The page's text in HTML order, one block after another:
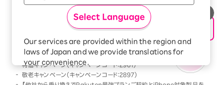
Select Language
Our services are provided within the region and
laws of Japan and we provide translations for
your convenience.
The Japanese version of our websites and
applications, in which include Rakuten
以下のキャンペーンの条件を満たした場合には、以下の
キャンペーンのみが優先的に適用となります
Rakutenオリジナル製品 1円キャンペーン（キャンペーンコード：2808）
「Rakuten最強プラン契約＆Android買い替え超トクプログラム利用」
特価キャンペーン（キャンペーンコード：2961）
敬老キャンペーン（キャンペーンコード：2897）